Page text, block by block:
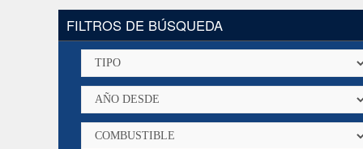
FILTROS DE BÚSQUEDA